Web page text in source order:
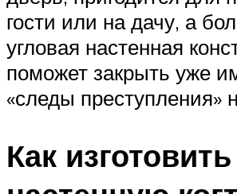
гости или на дачу, а
угловая настенная
поможет закрыть уже
«следы преступления»
Как изготовить